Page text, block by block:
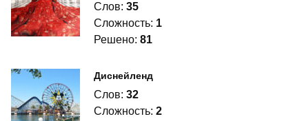
Слов: 35
Сложность: 1
Решено: 81
Диснейленд
Слов: 32
Сложность: 2